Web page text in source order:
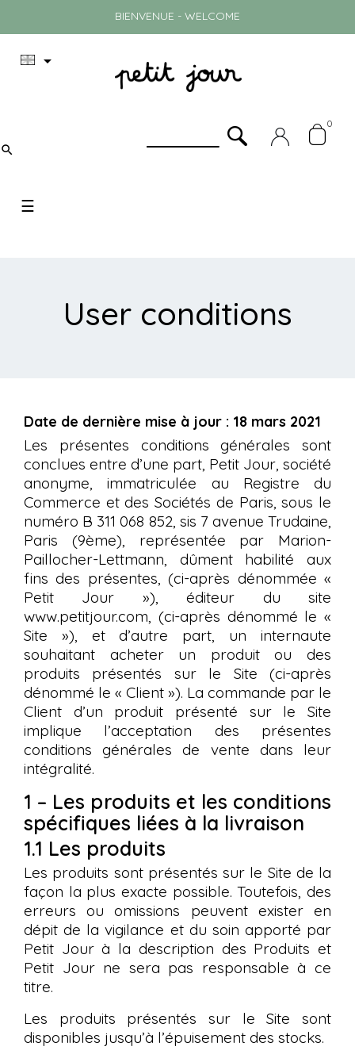
BIENVENUE - WELCOME

0

Toggle
☰
User conditions
Date de dernière mise à jour : 18 mars 2021
Les présentes conditions générales sont
conclues entre d’une part, Petit Jour, société
anonyme, immatriculée au Registre du
Commerce et des Sociétés de Paris, sous le
numéro B 311 068 852, sis 7 avenue Trudaine,
Paris (9ème), représentée par Marion-
Paillocher-Lettmann, dûment habilité aux
fins des présentes, (ci-après dénommée «
Petit Jour »), éditeur du site
www.petitjour.com, (ci-après dénommé le «
Site »), et d’autre part, un internaute
souhaitant acheter un produit ou des
produits présentés sur le Site (ci-après
dénommé le « Client »). La commande par le
Client d’un produit présenté sur le Site
implique l’acceptation des présentes
conditions générales de vente dans leur
intégralité.
1 – Les produits et les conditions
spécifiques liées à la livraison
1.1 Les produits
Les produits sont présentés sur le Site de la
façon la plus exacte possible. Toutefois, des
erreurs ou omissions peuvent exister en
dépit de la vigilance et du soin apporté par
Petit Jour à la description des Produits et
Petit Jour ne sera pas responsable à ce
titre.
Les produits présentés sur le Site sont
disponibles jusqu’à l’épuisement des stocks.